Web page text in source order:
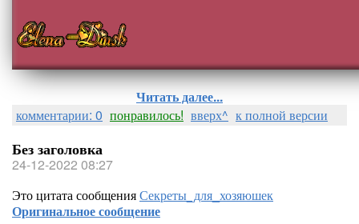
Читать далее...
комментарии: 0 понравилось! вверх^ к полной версии
Без заголовка
24-12-2022 08:27
Это цитата сообщенияСекреты_для_хозяюшек
Оригинальное сообщение